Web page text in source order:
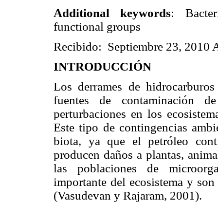
Additional keywords:
functional groups
Recibido: Septiembre 23, 2010
INTRODUCCIÓN
Los derrames de
fuentes de contaminación
perturbaciones en los
Este tipo de contingencias
biota, ya que el petróleo
producen daños a plantas,
las poblaciones de
importante del ecosistema y
(Vasudevan y Rajaram, 2001).